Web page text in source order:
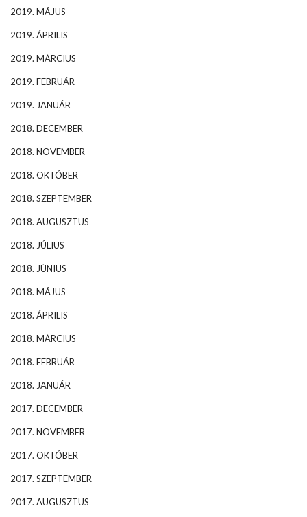
2019. MÁJUS
2019. ÁPRILIS
2019. MÁRCIUS
2019. FEBRUÁR
2019. JANUÁR
2018. DECEMBER
2018. NOVEMBER
2018. OKTÓBER
2018. SZEPTEMBER
2018. AUGUSZTUS
2018. JÚLIUS
2018. JÚNIUS
2018. MÁJUS
2018. ÁPRILIS
2018. MÁRCIUS
2018. FEBRUÁR
2018. JANUÁR
2017. DECEMBER
2017. NOVEMBER
2017. OKTÓBER
2017. SZEPTEMBER
2017. AUGUSZTUS